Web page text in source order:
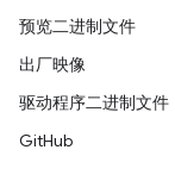
预览二进制文件
出厂映像
驱动程序二进制文件
GitHub